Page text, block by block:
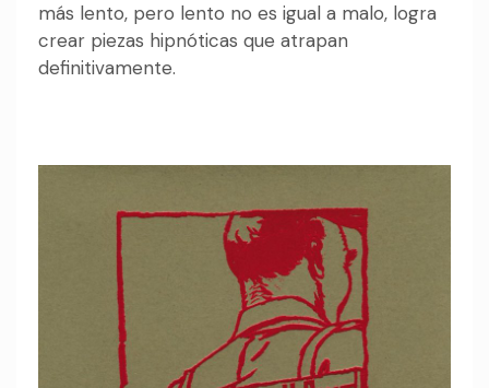
más lento, pero lento no es igual a malo, logra
crear piezas hipnóticas que atrapan
definitivamente.